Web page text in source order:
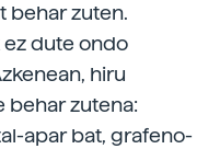
behar zuten.
ez dute ondo
hiru
behar zutena:
apar bat, grafeno-